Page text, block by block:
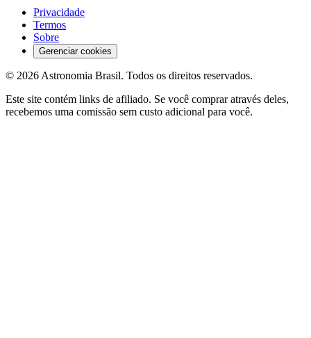
Privacidade
Termos
Sobre
Gerenciar cookies
© 2026 Astronomia Brasil. Todos os direitos reservados.
Este site contém links de afiliado. Se você comprar através deles,
recebemos uma comissão sem custo adicional para você.